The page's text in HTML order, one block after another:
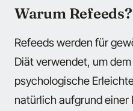
Warum Refeeds?
Refeeds werden für
Diät verwendet, um
psychologische
natürlich aufgrund einer